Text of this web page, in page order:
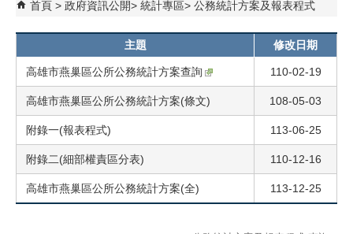
首頁 政府資訊公開 統計專區 公務統計方案及報表程式
主題 修改日期
高雄市燕巢區公所公務統計方案查詢 110-02-19
高雄市燕巢區公所公務統計方案(條文) 108-05-03
附錄一(報表程式) 113-06-25
附錄二(細部權責區分表) 110-12-16
高雄市燕巢區公所公務統計方案(全) 113-12-25